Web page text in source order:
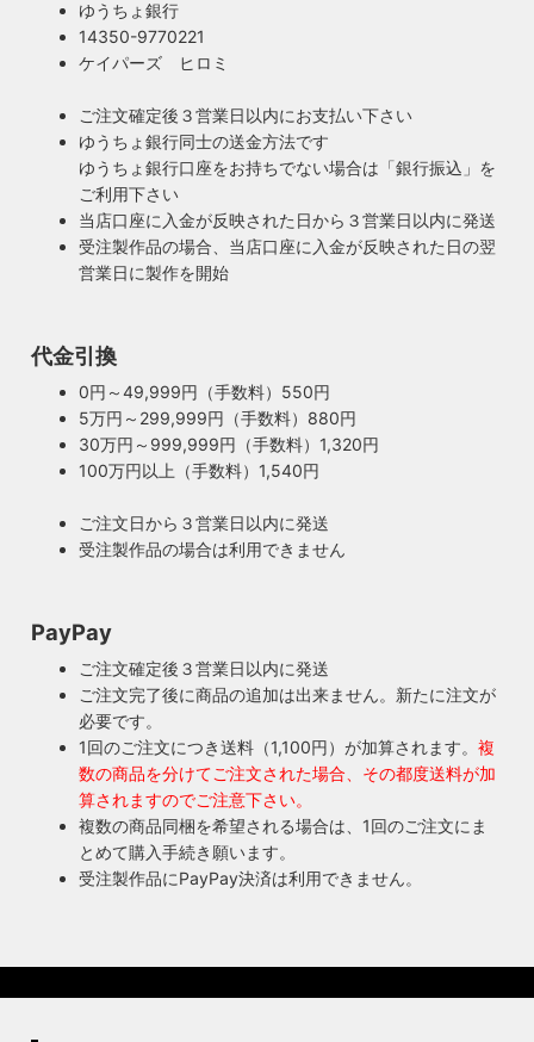
もしもの時も安心・製作担当者が修理を行いま
ご購入頂いた照明がもしも故障した場合は、すぐに当店にご
連絡ください！ハンドメイド照明やアンティーク照明は修理
人が責任をもって修理にあたります。造ったりカスタムした
本人だからこそ分かる不具合を見逃しません。
100年近く前のソケットも復活・特殊な絶縁体
ト。何十年、時には100年近く前のソケットシェルを使うこ
ともあります。ところが100年近く前のソケットに使われて
いたインシュレーター（絶縁体）はご覧の通り炭化してボロ
ボロに。当店では専門機関に依頼し、特殊カーボンを使いオ
リジナルのインシュレーターを製造しました。これで100年
近く前のソケットも安心してお使い頂けます。
ゆうちょ銀行
14350-9770221
ケイパーズ ヒロミ
ご注文確定後３営業日以内にお支払い下さい
ゆうちょ銀行同士の送金方法です
ゆうちょ銀行口座をお持ちでない場合は「銀行振込」を
ご利用下さい
当店口座に入金が反映された日から３営業日以内に発送
受注製作品の場合、当店口座に入金が反映された日の翌
営業日に製作を開始
代金引換
0円～49,999円（手数料）550円
5万円～299,999円（手数料）880円
30万円～999,999円（手数料）1,320円
100万円以上（手数料）1,540円
ご注文日から３営業日以内に発送
受注製作品の場合は利用できません
PayPay
ご注文確定後３営業日以内に発送
ご注文完了後に商品の追加は出来ません。新たに注文が
必要です。
1回のご注文につき送料（1,100円）が加算されます。 複
数の商品を分けてご注文された場合、その都度送料が加
算されますのでご注意下さい。
複数の商品同梱を希望される場合は、1回のご注文にま
とめて購入手続き願います。
受注製作品にPayPay決済は利用できません。